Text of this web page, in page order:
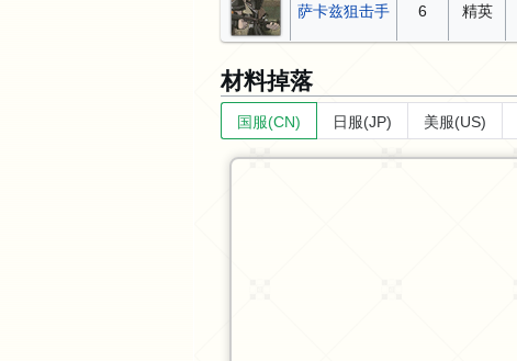
萨卡兹狙击手 6 精英
材料掉落
国服(CN) 日服(JP) 美服(US)